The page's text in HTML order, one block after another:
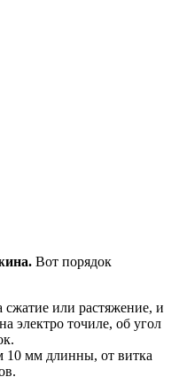
Вот порядок
или растяжение, и
точиле, об угол
10 мм длинны, от витка